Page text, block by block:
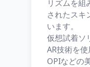
リズムを組
されたスキ
います。
仮想試着ソ
AR技術を
OPIなどの